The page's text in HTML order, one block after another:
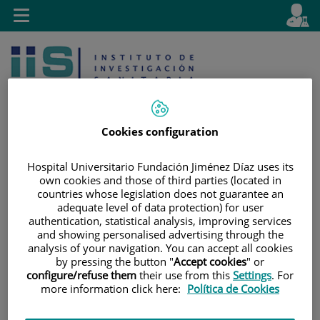
Saltar al contenido
activo
es
Buscar
Toggle
navigation
Cookies configuration
Hospital Universitario Fundación Jiménez Díaz uses its
own cookies and those of third parties (located in
countries whose legislation does not guarantee an
adequate level of data protection) for user
authentication, statistical analysis, improving services
and showing personalised advertising through the
analysis of your navigation. You can accept all cookies
by pressing the button "Accept cookies" or
configure/refuse them their use from this Settings. For
more information click here: Política de Cookies